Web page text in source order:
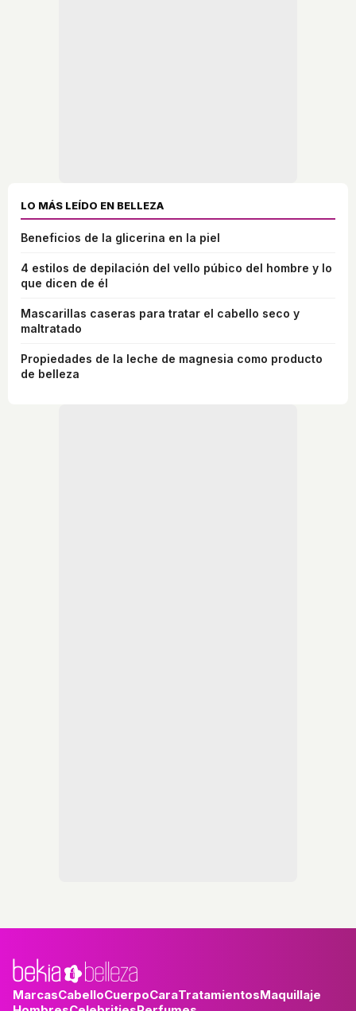
LO MÁS LEÍDO EN BELLEZA
Beneficios de la glicerina en la piel
4 estilos de depilación del vello púbico del hombre y lo
que dicen de él
Mascarillas caseras para tratar el cabello seco y
maltratado
Propiedades de la leche de magnesia como producto
de belleza
MarcasCabelloCuerpoCaraTratamientosMaquillaje